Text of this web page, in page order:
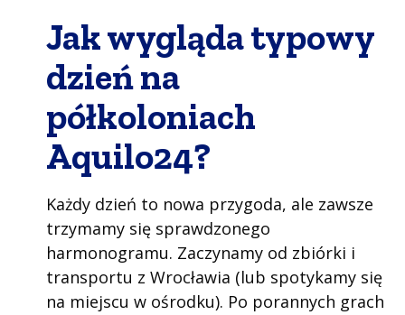
Jak wygląda typowy
dzień na
półkoloniach
Aquilo24?
Każdy dzień to nowa przygoda, ale zawsze
trzymamy się sprawdzonego
harmonogramu. Zaczynamy od zbiórki i
transportu z Wrocławia (lub spotykamy się
na miejscu w ośrodku). Po porannych grach